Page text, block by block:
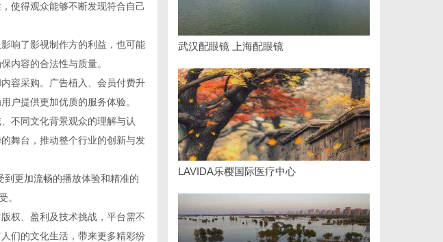
使得观众能够不断发现符合自己
响了影视制作方的利益，也可能
内容的合法性与质量。
容采购。广告植入、会员付费升
户提供更加优质的服务体验。
不同文化背景观众的理解与认
舞台，推动整个行业的创新与发
更加流畅的播放体验和精准的
。
权、盈利及技术挑战，平台需不
们的文化生活，带来更多精彩纷
武汉配眼镜 上海配眼镜
LAVIDA乐樱国际医疗中心